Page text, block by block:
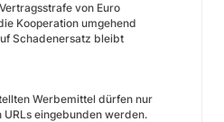
von Euro
Kooperation umgehend
Schadenersatz bleibt
Werbemittel dürfen nur
eingebunden werden.